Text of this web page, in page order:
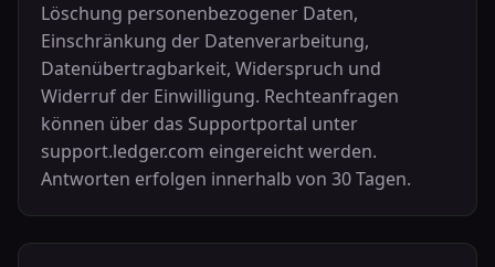
Löschung personenbezogener Daten,
Einschränkung der Datenverarbeitung,
Datenübertragbarkeit, Widerspruch und
Widerruf der Einwilligung. Rechteanfragen
können über das Supportportal unter
support.ledger.com eingereicht werden.
Antworten erfolgen innerhalb von 30 Tagen.